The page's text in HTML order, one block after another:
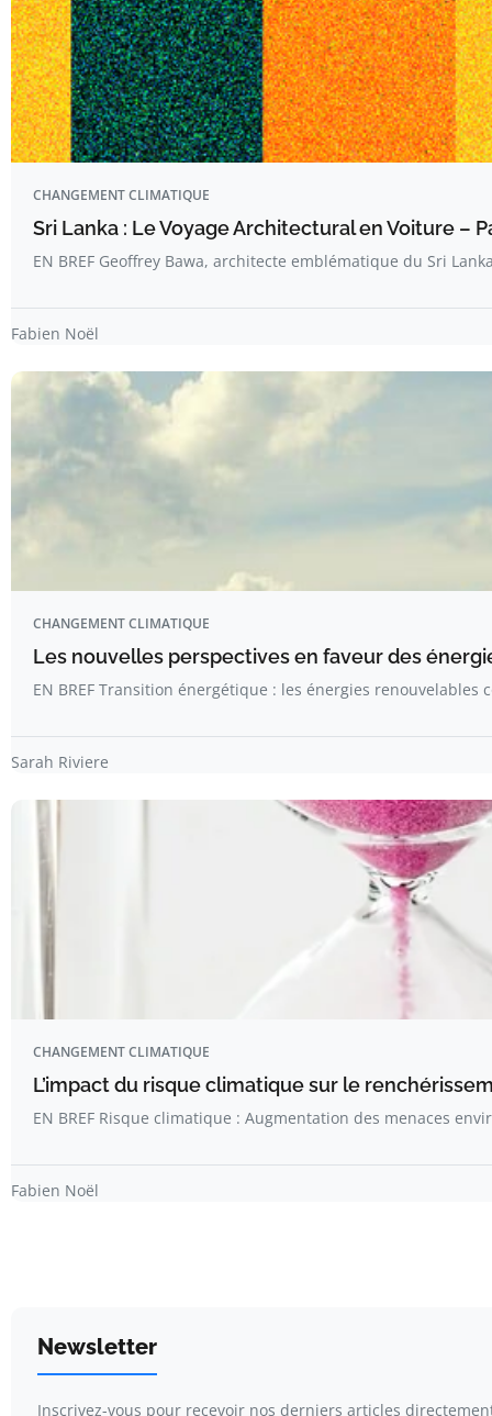
CHANGEMENT CLIMATIQUE
Sri Lanka : Le Voyage Architectural en Voiture –
EN BREF Geoffrey Bawa, architecte emblématique du Sri
Fabien Noël
CHANGEMENT CLIMATIQUE
Les nouvelles perspectives en faveur des
EN BREF Transition énergétique : les énergies renouvelables
Sarah Riviere
CHANGEMENT CLIMATIQUE
L’impact du risque climatique sur le
EN BREF Risque climatique : Augmentation des menaces
Fabien Noël
Newsletter
Inscrivez-vous pour recevoir nos derniers articles